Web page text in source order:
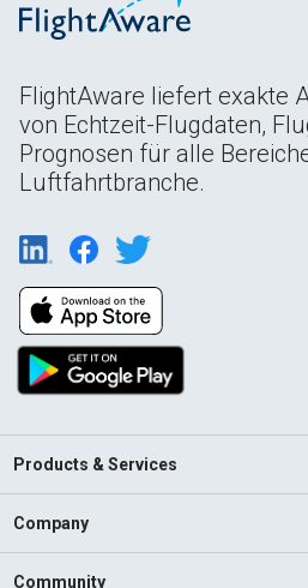
FlightAware liefert exakte
von Echtzeit-Flugdaten,
Prognosen für alle
Luftfahrtbranche.
Products & Services
Company
Community